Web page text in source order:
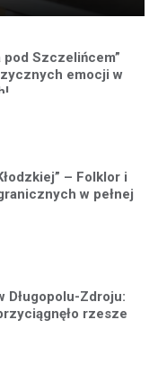
pod Szczelińcem”
emocji w
– Folklor i
w pełnej
Długopolu-Zdroju:
rzesze